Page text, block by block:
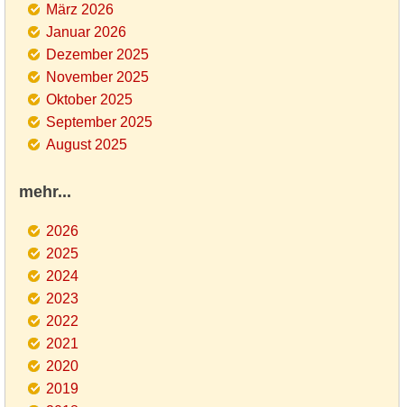
März 2026
Januar 2026
Dezember 2025
November 2025
Oktober 2025
September 2025
August 2025
mehr...
2026
2025
2024
2023
2022
2021
2020
2019